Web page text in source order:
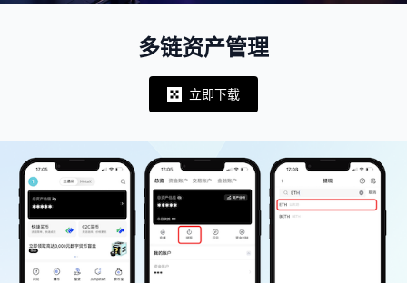
多链资产管理
Notifications
立即下载